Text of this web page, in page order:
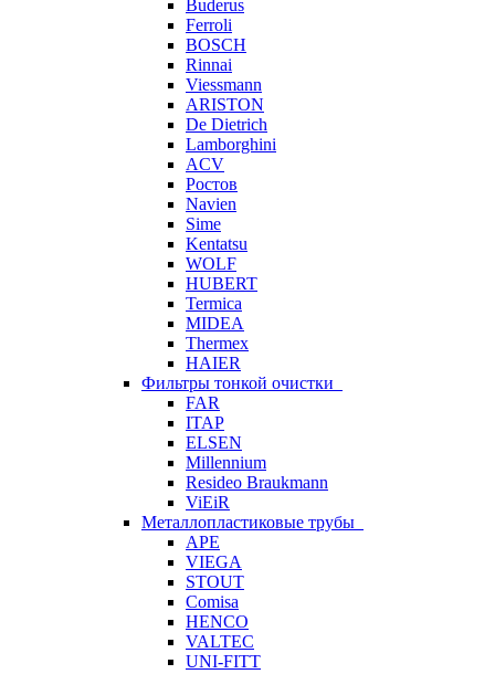
Buderus
Ferroli
BOSCH
Rinnai
Viessmann
ARISTON
De Dietrich
Lamborghini
ACV
Ростов
Navien
Sime
Kentatsu
WOLF
HUBERT
Termica
MIDEA
Thermex
HAIER
Фильтры тонкой очистки
FAR
ITAP
ELSEN
Millennium
Resideo Braukmann
ViEiR
Металлопластиковые трубы
APE
VIEGA
STOUT
Comisa
HENCO
VALTEC
UNI-FITT